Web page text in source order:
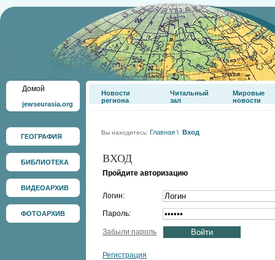
Домой
jewseurasia.org
ГЕОГРАФИЯ
БИБЛИОТЕКА
ВИДЕОАРХИВ
ФОТОАРХИВ
Новости
региона
Читальный
зал
Мировые
новости
Вы находитесь: Главная \ Вход
ВХОД
Пройдите авторизацию
Логин:
Пароль:
Забыли пароль
Регистрация